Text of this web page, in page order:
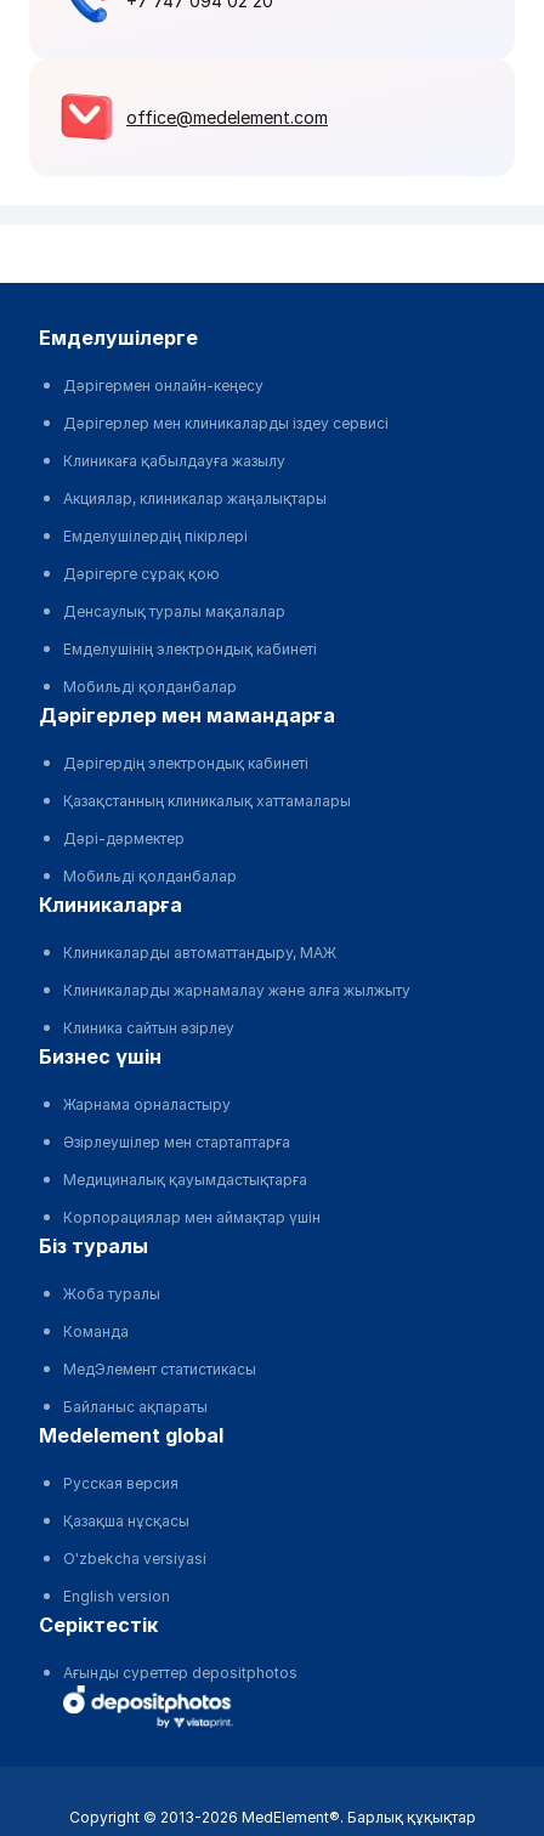
office@medelement.com
емделушілерге
Дәрігермен онлайн-кеңесу
Дәрігерлер мен клиникаларды іздеу сервисі
Клиникаға қабылдауға жазылу
Акциялар, клиникалар жаңалықтары
Емделушілердің пікірлері
Дәрігерге сұрақ қою
Денсаулық туралы мақалалар
Емделушінің электрондық кабинеті
Мобильді қолданбалар
дәрігерлер мен мамандарға
Дәрігердің электрондық кабинеті
Қазақстанның клиникалық хаттамалары
Дәрі-дәрмектер
Мобильді қолданбалар
клиникаларға
Клиникаларды автоматтандыру, МАЖ
Клиникаларды жарнамалау және алға жылжыту
Клиника сайтын әзірлеу
бизнес үшін
Жарнама орналастыру
Әзірлеушілер мен стартаптарға
Медициналық қауымдастықтарға
Корпорациялар мен аймақтар үшін
біз туралы
Жоба туралы
Команда
МедЭлемент статистикасы
Байланыс ақпараты
medelement global
Русская версия
Қазақша нұсқасы
O'zbekcha versiyasi
English version
серіктестік
Ағынды суреттер depositphotos
Copyright © 2013-2026 MedElement®. Барлық құқықтар